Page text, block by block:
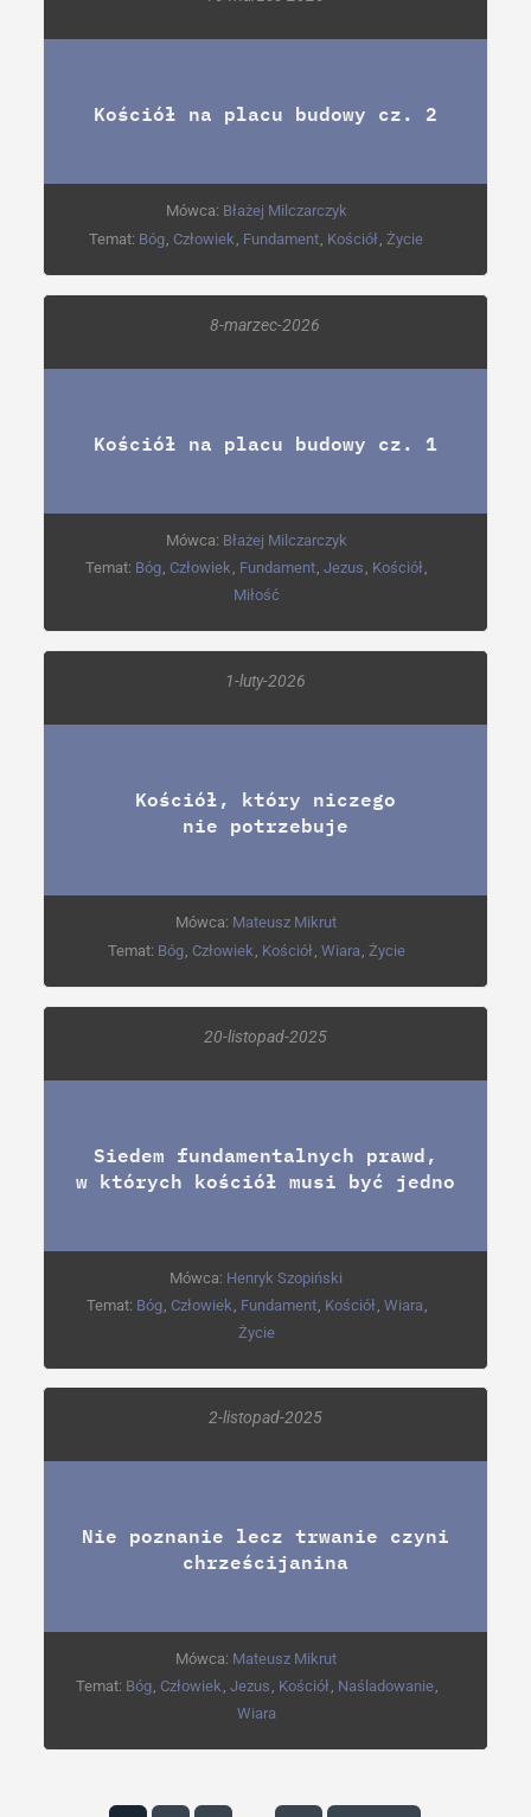
Kościół na placu budowy cz. 2
Mówca: Błażej Milczarczyk
Temat: Bóg Człowiek Fundament Kościół ,Życie
8-marzec-2026
Kościół na placu budowy cz. 1
Mówca: Błażej Milczarczyk
Temat: Bóg Człowiek Fundament ,Jezus Kościół
Miłość
1-luty-2026
Kościół, który niczego
nie potrzebuje
Mówca: Mateusz Mikrut
Temat: Bóg Człowiek Kościół Wiara Życie
20-listopad-2025
Siedem fundamentalnych prawd,
w których kościół musi być jedno
Mówca: Henryk Szopiński
Temat: Bóg Człowiek Fundament Kościół Wiara
Życie
2-listopad-2025
Nie poznanie lecz trwanie czyni
chrześcijanina
Mówca: Mateusz Mikrut
Temat: Bóg, Człowiek , Jezus , Kościół, Naśladowanie,
Wiara